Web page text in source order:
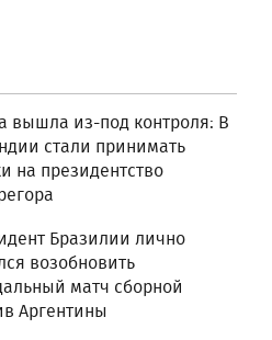
вышла из-под контроля: В
стали принимать
на президентство
Бразилии лично
возобновить
матч сборной
Аргентины